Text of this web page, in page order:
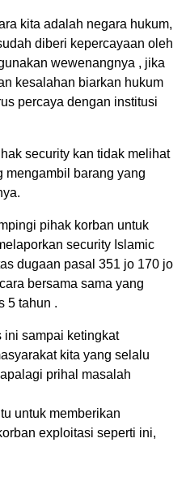
kita adalah negara hukum,
diberi kepercayaan oleh
wewenangnya , jika
kesalahan biarkan hukum
percaya dengan institusi
security kan tidak melihat
mengambil barang yang
pihak korban untuk
security Islamic
dugaan pasal 351 jo 170 jo
bersama sama yang
5 tahun .
ini sampai ketingkat
kita yang selalu
prihal masalah
untuk memberikan
exploitasi seperti ini,